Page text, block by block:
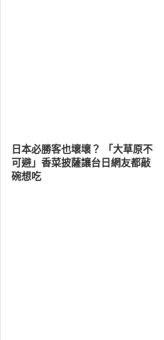
日本必勝客也壞壞？ 「大草原不
可避」香菜披薩讓台日網友都敲
碗想吃